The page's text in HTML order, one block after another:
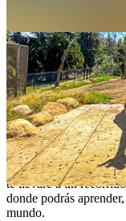
California es conocida
su variada vida
majestuosas montañas
escenario perfecto
eres un amante de la
cuenta con algunos de
te llevaré a un
donde podrás
mundo.